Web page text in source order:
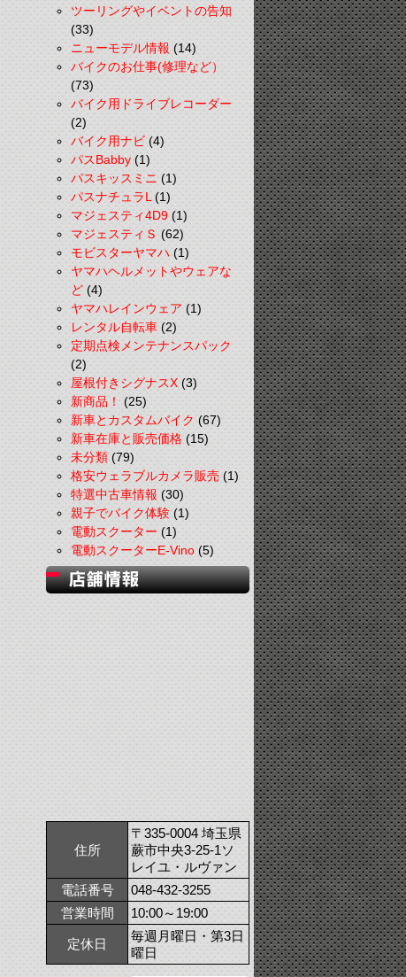
ツーリングやイベントの告知
(33)
ニューモデル情報(14)
バイクのお仕事(修理など）
(73)
バイク用ドライブレコーダー
(2)
バイク用ナビ(4)
パスBabby(1)
パスキッスミニ(1)
パスナチュラL(1)
マジェスティ4D9(1)
マジェスティＳ(62)
モビスターヤマハ(1)
ヤマハヘルメットやウェアな
ど(4)
ヤマハレインウェア(1)
レンタル自転車(2)
定期点検メンテナンスパック
(2)
屋根付きシグナスX(3)
新商品！(25)
新車とカスタムバイク(67)
新車在庫と販売価格(15)
未分類(79)
格安ウェラブルカメラ販売(1)
特選中古車情報(30)
親子でバイク体験(1)
電動スクーター(1)
電動スクーターE-Vino(5)
住所
〒335-0004 埼玉県
蕨市中央3-25-1ソ
レイユ・ルヴァン
電話番号
048-432-3255
営業時間
10:00～19:00
定休日
毎週月曜日・第3日
曜日